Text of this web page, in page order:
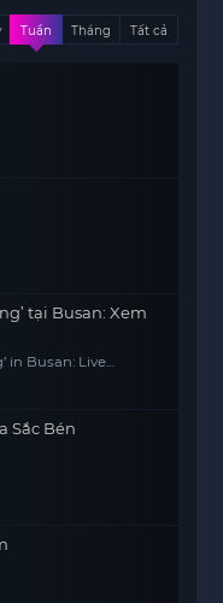
Tuần Tháng Tất cả
tại Busan: Xem
in Busan: Live
Sắc Bén